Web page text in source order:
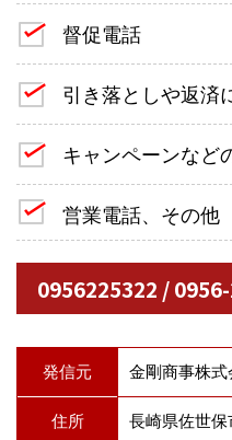
督促電話
引き落としや返済
キャンペーンなど
営業電話、その他
0956225322 /
発信元 金剛商事株式
住所 長崎県佐世